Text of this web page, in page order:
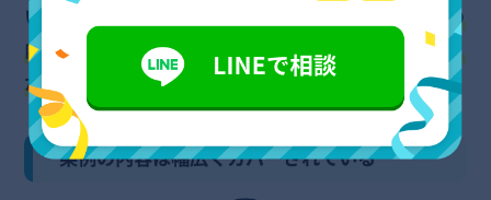
いて施行されている条例ではありませんが、
一部の
内容は明らかにゴミ屋敷等が対象になってくること
が十分に理解できたかと思います。
条例の内容は幅広くカバーされている